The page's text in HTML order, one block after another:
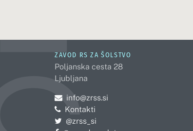
ZAVOD RS ZA ŠOLSTVO
Poljanska cesta 28
Ljubljana
Pošljite e-mail na
info@zrss.si
Kontakti
Pojdite na Twitter:
@zrss_si